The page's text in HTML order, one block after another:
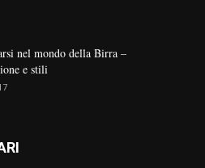
nel mondo della Birra –
e stili